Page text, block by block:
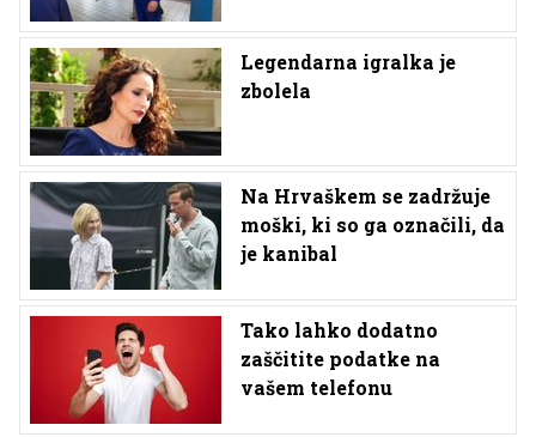
Legendarna igralka je
zbolela
Na Hrvaškem se zadržuje
moški, ki so ga označili, da
je kanibal
Tako lahko dodatno
zaščitite podatke na
vašem telefonu